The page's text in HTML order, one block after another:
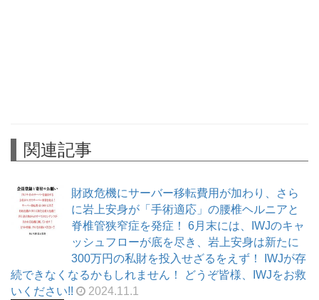
関連記事
財政危機にサーバー移転費用が加わり、さら
に岩上安身が「手術適応」の腰椎ヘルニアと
脊椎管狭窄症を発症！ 6月末には、IWJのキャ
ッシュフローが底を尽き、岩上安身は新たに
300万円の私財を投入せざるをえず！ IWJが存
続できなくなるかもしれません！ どうぞ皆様、IWJをお救
いください!!
2024.11.1